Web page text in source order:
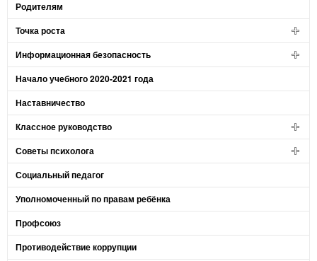
Родителям
Точка роста
Информационная безопасность
Начало учебного 2020-2021 года
Наставничество
Классное руководство
Советы психолога
Социальный педагог
Уполномоченный по правам ребёнка
Профсоюз
Противодействие коррупции